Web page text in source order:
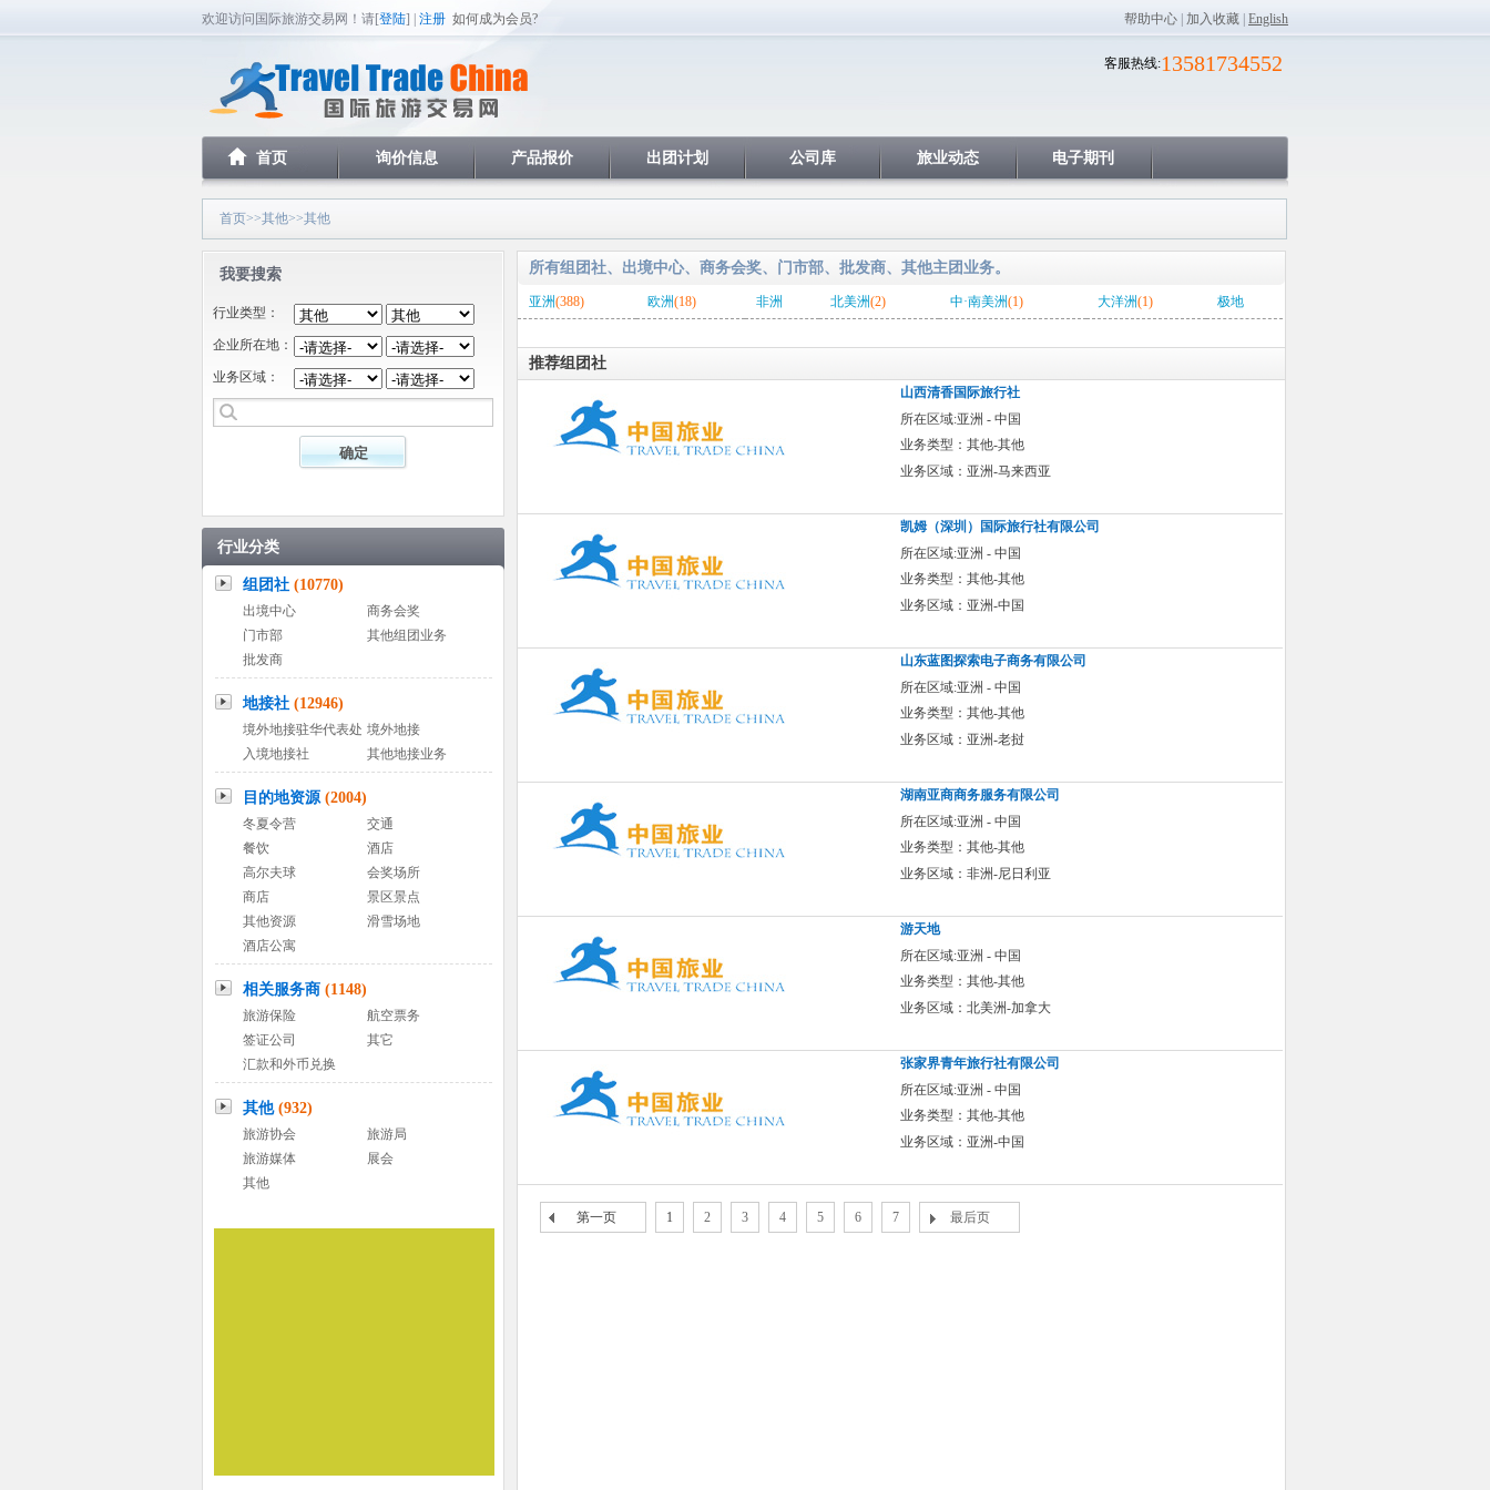
欢迎访问国际旅游交易网！请[登陆] | 注册 如何成为会员? 帮助中心 加入收藏 English
13581734552
客服热线:
首页 询价信息 产品报价 出团计划 公司库 旅业动态 电子期刊
首页>>其他>>其他
我要搜索
行业类型：
企业所在地：
业务区域：
行业分类
组团社 (10770)
出境中心
商务会奖
门市部
其他组团业务
批发商
地接社 (12946)
境外地接驻华代表处 境外地接
入境地接社
其他地接业务
目的地资源 (2004)
冬夏令营
交通
餐饮
酒店
高尔夫球
会奖场所
商店
景区景点
其他资源
滑雪场地
酒店公寓
相关服务商 (1148)
旅游保险
航空票务
签证公司
其它
汇款和外币兑换
其他 (932)
旅游协会
旅游局
旅游媒体
展会
其他
所有组团社、出境中心、商务会奖、门市部、批发商、其他主团业务。
亚洲(388) 欧洲(18) 非洲 北美洲(2) 中·南美洲(1) 大洋洲(1) 极地
推荐组团社
山西清香国际旅行社
所在区域:亚洲 - 中国
业务类型：其他-其他
业务区域：亚洲-马来西亚
凯姆（深圳）国际旅行社有限公司
所在区域:亚洲 - 中国
业务类型：其他-其他
业务区域：亚洲-中国
山东蓝图探索电子商务有限公司
所在区域:亚洲 - 中国
业务类型：其他-其他
业务区域：亚洲-老挝
湖南亚商商务服务有限公司
所在区域:亚洲 - 中国
业务类型：其他-其他
业务区域：非洲-尼日利亚
游天地
所在区域:亚洲 - 中国
业务类型：其他-其他
业务区域：北美洲-加拿大
张家界青年旅行社有限公司
所在区域:亚洲 - 中国
业务类型：其他-其他
业务区域：亚洲-中国
第一页 1 2 3 4 5 6 7 最后页